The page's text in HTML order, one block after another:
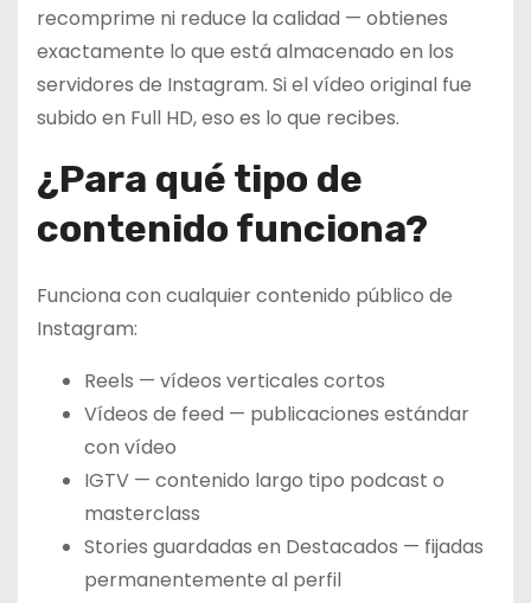
recomprime ni reduce la calidad — obtienes
exactamente lo que está almacenado en los
servidores de Instagram. Si el vídeo original fue
subido en Full HD, eso es lo que recibes.
¿Para qué tipo de
contenido funciona?
Funciona con cualquier contenido público de
Instagram:
Reels — vídeos verticales cortos
Vídeos de feed — publicaciones estándar
con vídeo
IGTV — contenido largo tipo podcast o
masterclass
Stories guardadas en Destacados — fijadas
permanentemente al perfil